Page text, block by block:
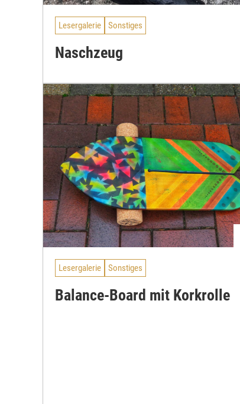
Lesergalerie Sonstiges
Naschzeug
Lesergalerie Sonstiges
Balance-Board mit Korkrolle